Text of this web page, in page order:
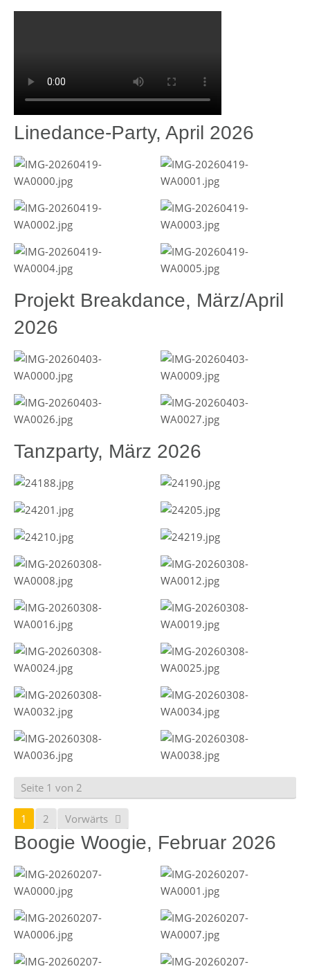
Linedance-Party, April 2026
Projekt Breakdance, März/April
2026
Tanzparty, März 2026
Seite 1 von 2
1 2 Vorwärts
Boogie Woogie, Februar 2026